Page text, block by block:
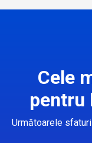
Cele
pentru
Următoarele